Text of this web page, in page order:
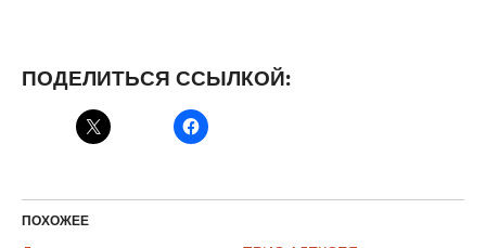
ПОДЕЛИТЬСЯ ССЫЛКОЙ:
ПОХОЖЕЕ